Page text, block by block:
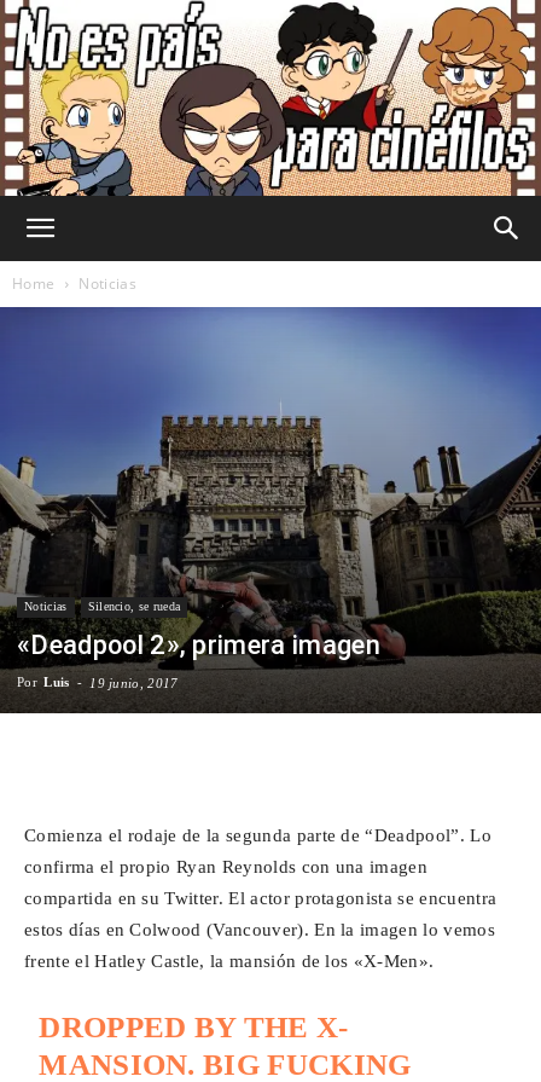
País
Para
Home Noticias
Noticias Silencio, se rueda
«Deadpool 2», primera imagen
Por Luis - 19 junio, 2017
Comienza el rodaje de la segunda parte de “Deadpool”. Lo
confirma el propio Ryan Reynolds con una imagen
compartida en su Twitter. El actor protagonista se encuentra
estos días en Colwood (Vancouver). En la imagen lo vemos
frente el Hatley Castle, la mansión de los «X-Men».
DROPPED BY THE X-
MANSION. BIG FUCKING